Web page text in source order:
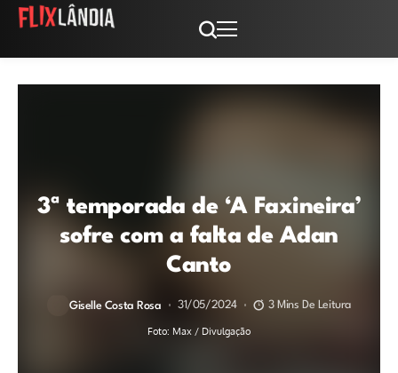
3ª temporada de ‘A Faxineira’
sofre com a falta de Adan
Canto
Giselle Costa Rosa 31/05/2024 3 Mins De Leitura
Foto: Max / Divulgação